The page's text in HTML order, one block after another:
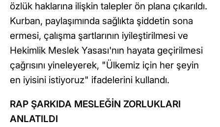
özlük haklarına ilişkin talepler ön plana çıkarıldı.
Kurban, paylaşımında sağlıkta şiddetin sona
ermesi, çalışma şartlarının iyileştirilmesi ve
Hekimlik Meslek Yasası'nın hayata geçirilmesi
çağrısını yineleyerek, "Ülkemiz için her şeyin
en iyisini istiyoruz" ifadelerini kullandı.
RAP ŞARKIDA MESLEĞİN ZORLUKLARI
ANLATILDI